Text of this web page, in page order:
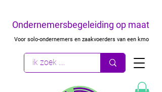
Ondernemersbegeleiding op maat
Voor solo-ondernemers en zaakvoerders van een kmo